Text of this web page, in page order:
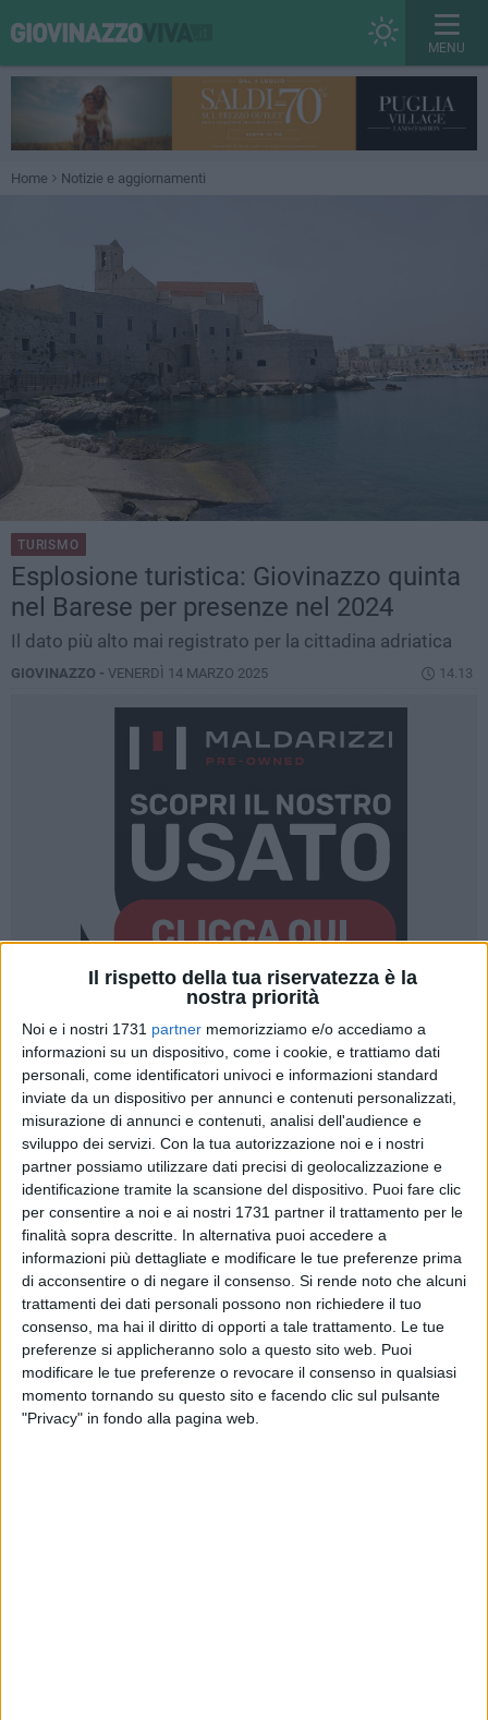
Il rispetto della tua riservatezza è la
nostra priorità
Noi e i nostri 1731 partner memorizziamo e/o accediamo a
informazioni su un dispositivo, come i cookie, e trattiamo dati
personali, come identificatori univoci e informazioni standard
inviate da un dispositivo per annunci e contenuti personalizzati,
misurazione di annunci e contenuti, analisi dell'audience e
sviluppo dei servizi. Con la tua autorizzazione noi e i nostri
partner possiamo utilizzare dati precisi di geolocalizzazione e
identificazione tramite la scansione del dispositivo. Puoi fare clic
per consentire a noi e ai nostri 1731 partner il trattamento per le
finalità sopra descritte. In alternativa puoi accedere a
informazioni più dettagliate e modificare le tue preferenze prima
di acconsentire o di negare il consenso. Si rende noto che alcuni
trattamenti dei dati personali possono non richiedere il tuo
consenso, ma hai il diritto di opporti a tale trattamento. Le tue
preferenze si applicheranno solo a questo sito web. Puoi
modificare le tue preferenze o revocare il consenso in qualsiasi
momento tornando su questo sito e facendo clic sul pulsante
"Privacy" in fondo alla pagina web.
MENU
Home Notizie e aggiornamenti
TURISMO
Esplosione turistica: Giovinazzo quinta
nel Barese per presenze nel 2024
Il dato più alto mai registrato per la cittadina adriatica
GIOVINAZZO - VENERDÌ 14 MARZO 2025 14.13
75
A cura di
LA REDAZIONE
Bari, ovviamente. Poi le perle della costa sud, Monopoli e
Polignano a Mare, l'unicità di Alberobello e quindi
Giovinazzo.
Sì, Giovinazzo è quintanella speciale classifica dei flussi
turistici nel Barese per l'anno 2024. Ben129.065sono stati i
visitatori lo scorso anno e la previsione per il 2025 racconta
addirittura di cifre superiori. Un dato mai verificatosi nella
cittadina adriatica che inorgoglisce gli amministratori
giovinazzesi.
Nel video che pubblichiamo sotto il nostro scritto, il sindaco
Michele Sollecito racconta delle sinergie che hanno portato a
questo risultato oggettivo.